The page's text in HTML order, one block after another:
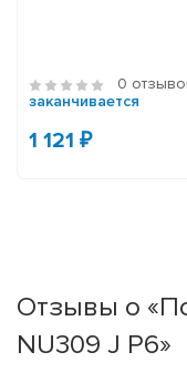
0
заканчивается
1 121 ₽
Отзывы о
NU309 J P6»